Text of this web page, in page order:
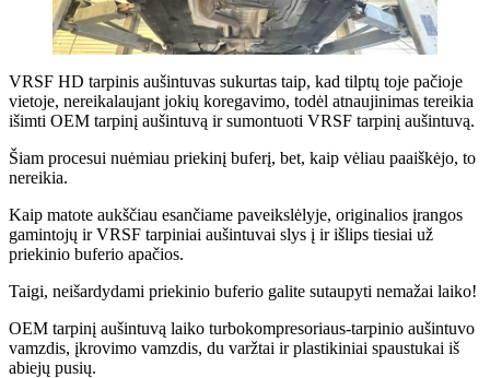
VRSF HD tarpinis aušintuvas sukurtas taip, kad tilptų toje pačioje
vietoje, nereikalaujant jokių koregavimo, todėl atnaujinimas tereikia
išimti OEM tarpinį aušintuvą ir sumontuoti VRSF tarpinį aušintuvą.
Šiam procesui nuėmiau priekinį buferį, bet, kaip vėliau paaiškėjo, to
nereikia.
Kaip matote aukščiau esančiame paveikslėlyje, originalios įrangos
gamintojų ir VRSF tarpiniai aušintuvai slys į ir išlips tiesiai už
priekinio buferio apačios.
Taigi, neišardydami priekinio buferio galite sutaupyti nemažai laiko!
OEM tarpinį aušintuvą laiko turbokompresoriaus-tarpinio aušintuvo
vamzdis, įkrovimo vamzdis, du varžtai ir plastikiniai spaustukai iš
abiejų pusių.